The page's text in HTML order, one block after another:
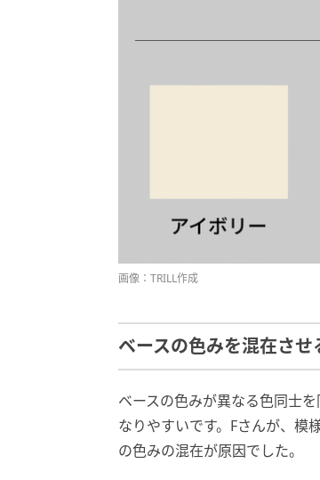
画像：TRILL作成
ベースの色みを混在させ
ベースの色みが異なる色同士
なりやすいです。Fさんが、模
の色みの混在が原因でした。